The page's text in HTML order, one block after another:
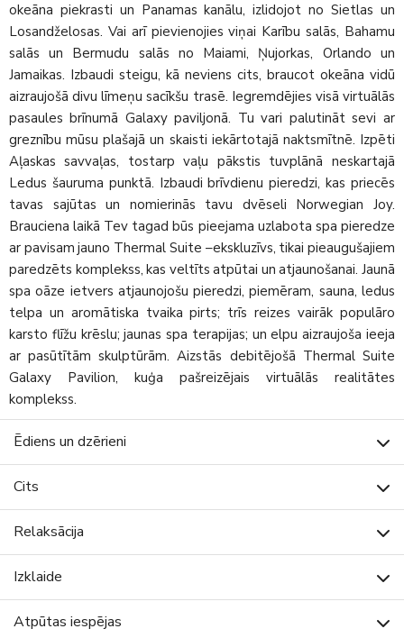
okeāna piekrasti un Panamas kanālu, izlidojot no Sietlas un
Losandželosas. Vai arī pievienojies viņai Karību salās, Bahamu
salās un Bermudu salās no Maiami, Ņujorkas, Orlando un
Jamaikas. Izbaudi steigu, kā neviens cits, braucot okeāna vidū
aizraujošā divu līmeņu sacīkšu trasē. Iegremdējies visā virtuālās
pasaules brīnumā Galaxy paviljonā. Tu vari palutināt sevi ar
greznību mūsu plašajā un skaisti iekārtotajā naktsmītnē. Izpēti
Aļaskas savvaļas, tostarp vaļu pākstis tuvplānā neskartajā
Ledus šauruma punktā. Izbaudi brīvdienu pieredzi, kas priecēs
tavas sajūtas un nomierinās tavu dvēseli Norwegian Joy.
Brauciena laikā Tev tagad būs pieejama uzlabota spa pieredze
ar pavisam jauno Thermal Suite –ekskluzīvs, tikai pieaugušajiem
paredzēts komplekss, kas veltīts atpūtai un atjaunošanai. Jaunā
spa oāze ietvers atjaunojošu pieredzi, piemēram, sauna, ledus
telpa un aromātiska tvaika pirts; trīs reizes vairāk populāro
karsto flīžu krēslu; jaunas spa terapijas; un elpu aizraujoša ieeja
ar pasūtītām skulptūrām. Aizstās debitējošā Thermal Suite
Galaxy Pavilion, kuģa pašreizējais virtuālās realitātes
komplekss.
Ēdiens un dzērieni
Cits
Relaksācija
Izklaide
Atpūtas iespējas